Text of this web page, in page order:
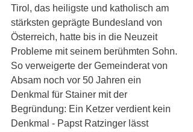
Tirol, das heiligste und katholisch am
stärksten geprägte Bundesland von
Österreich, hatte bis in die Neuzeit
Probleme mit seinem berühmten Sohn.
So verweigerte der Gemeinderat von
Absam noch vor 50 Jahren ein
Denkmal für Stainer mit der
Begründung: Ein Ketzer verdient kein
Denkmal - Papst Ratzinger lässt